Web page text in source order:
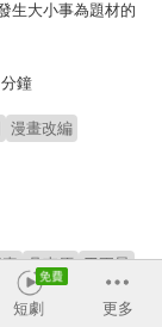
生大小事為題材的
鐘
漫畫改編
吳東原 于正昇
短劇 更多